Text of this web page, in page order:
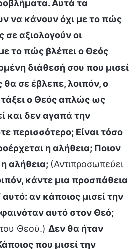
Αυτά τα
να κάνουν όχι με το πώς
αξιολογούν οι
το πώς βλέπει ο Θεός
διάθεσή σου που μισεί
σε έβλεπε, λοιπόν, ο
ο Θεός απλώς ως
και δεν αγαπά την
περισσότερο; Είναι τόσο
η αλήθεια; Ποιον
αλήθεια; (Αντιπροσωπεύει
κάντε μια προσπάθεια
αν κάποιος μισεί την
αυτό στον Θεό;
Θεού.) Δεν θα ήταν
που μισεί την